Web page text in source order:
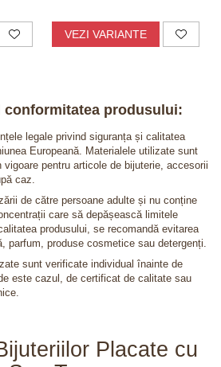
VEZI VARIANTE
produsului:
legale privind siguranța și calitatea
Europeană. Materialele utilizate sunt
pentru articole de bijuterie, accesorii
caz.
de către persoane adulte și nu conține
care să depășească limitele
produsului, se recomandă evitarea
parfum, produse cosmetice sau detergenți.
sunt verificate individual înainte de
este cazul, de certificat de calitate sau
Placate cu